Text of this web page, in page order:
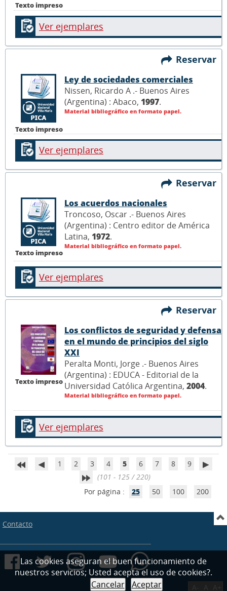
Texto impreso
Ver ejemplares
Reservar
Texto impreso
Ley de sociedades comerciales
Nissen, Ricardo A .- Buenos Aires
(Argentina) : Abaco, 1997.
Material bibliográfico en formato papel.
Ver ejemplares
Reservar
Texto impreso
Los acuerdos nacionales
Troncoso, Oscar .- Buenos Aires
(Argentina) : Centro editor de América
Latina, 1972.
Material bibliográfico en formato papel.
Ver ejemplares
Reservar
Texto impreso
Los conflictos de seguridad y defensa
en el mundo de principios del siglo
XXI
Peralta Monti, Jorge .- Buenos Aires
(Argentina) : EDUCA - Editorial de la
Universidad Católica Argentina, 2004.
Material bibliográfico en formato papel.
Ver ejemplares
1 2 3 4 5 6 7 8
9
(101 - 125 / 220)
Por página :
25 50 100 200
Contacto
Las cookies aseguran el buen funcionamiento de
nuestros servicios; Usted acepta el uso de cookies?.
Cancelar
Aceptar